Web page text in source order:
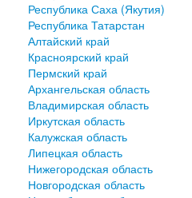
Республика Саха (Якутия)
Республика Татарстан
Алтайский край
Красноярский край
Пермский край
Архангельская область
Владимирская область
Иркутская область
Калужская область
Липецкая область
Нижегородская область
Новгородская область